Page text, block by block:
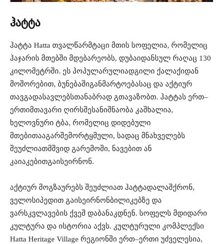
ჰატტა
ჰატტა Hatta თვალწარმტაცი მთის სოფელია, რომელიც
ჰაჯარის მთებში მდებარეობს, დუბაიდანსულ რაღაც 130
კილომეტრში. ეს პოპულარულიადგილი ქალაქიდან
მოშორებით, ბუნებაშიგანმარტოებასაც და აქტიურ
თავგადასავლებსთანაბრად გთავაზობთ. ჰატტას ერთ–
ერთიმთავარი ღირსშესანიშნაობა კაშხალია,
ხელოვნური ტბა, რომელიც დიდებული
მთებითააგარშემორტყმული, სადაც მნახველებს
შეუძლიათმშვიდ გარემოში, ნავებით ან
კაიაკებითგაისეირნონ.
აქტიურ მოგზაურებს შეუძლიათ ჰატტადალაშქრონ,
ველოსიპედით გაისეირნონბილიკებზე და
ვარსკვლავების ქვეშ დაბანაკდნენ. სოფელს მდიდარი
კულტურა და ისტორია აქვს. კულტურული კომპლექსი
Hatta Heritage Village რეგიონში ერთ–ერთი უძველესია,